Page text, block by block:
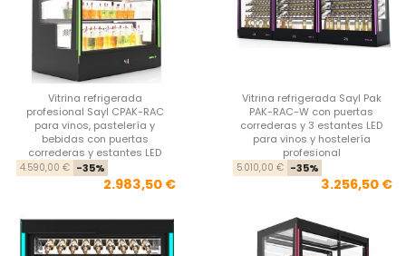
Vitrina refrigerada
profesional Sayl CPAK-RAC
para vinos, pastelería y
bebidas con puertas
correderas y estantes LED
Precio base
4.590,00 € -35%
2.983,50 €
Vitrina refrigerada Sayl Pak
PAK-RAC-W con puertas
correderas y 3 estantes LED
para vinos y hostelería
profesional
5.010,00 € -35%
3.256,50 €